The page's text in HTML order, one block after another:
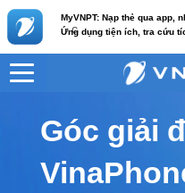
MyVNPT: Nạp thẻ qua app,
Ứng dụng tiện ích, tra cứu
c
VNPT Nội dung tin
Góc giải